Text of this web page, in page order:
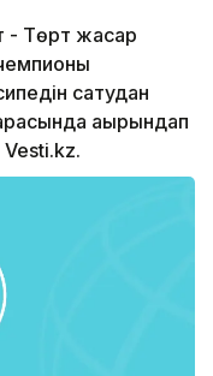
- Төрт жасар
сатудан
ақырындап